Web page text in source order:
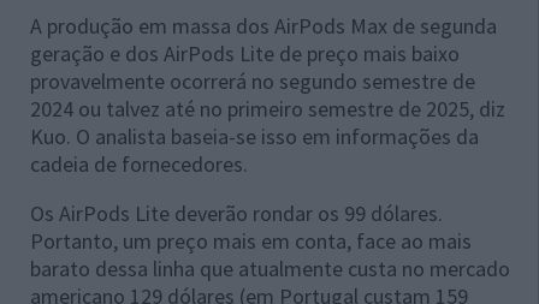
A produção em massa dos AirPods Max de segunda
geração e dos AirPods Lite de preço mais baixo
provavelmente ocorrerá no segundo semestre de
2024 ou talvez até no primeiro semestre de 2025, diz
Kuo. O analista baseia-se isso em informações da
cadeia de fornecedores.
Os AirPods Lite deverão rondar os 99 dólares.
Portanto, um preço mais em conta, face ao mais
barato dessa linha que atualmente custa no mercado
americano 129 dólares (em Portugal custam 159